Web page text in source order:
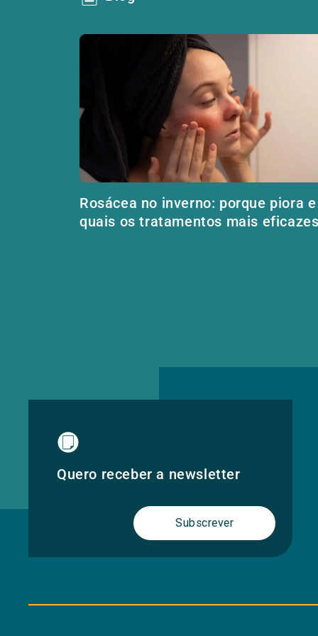
Rosácea no inverno: porque piora e
quais os tratamentos mais
Quero receber a newsletter
Subscrever